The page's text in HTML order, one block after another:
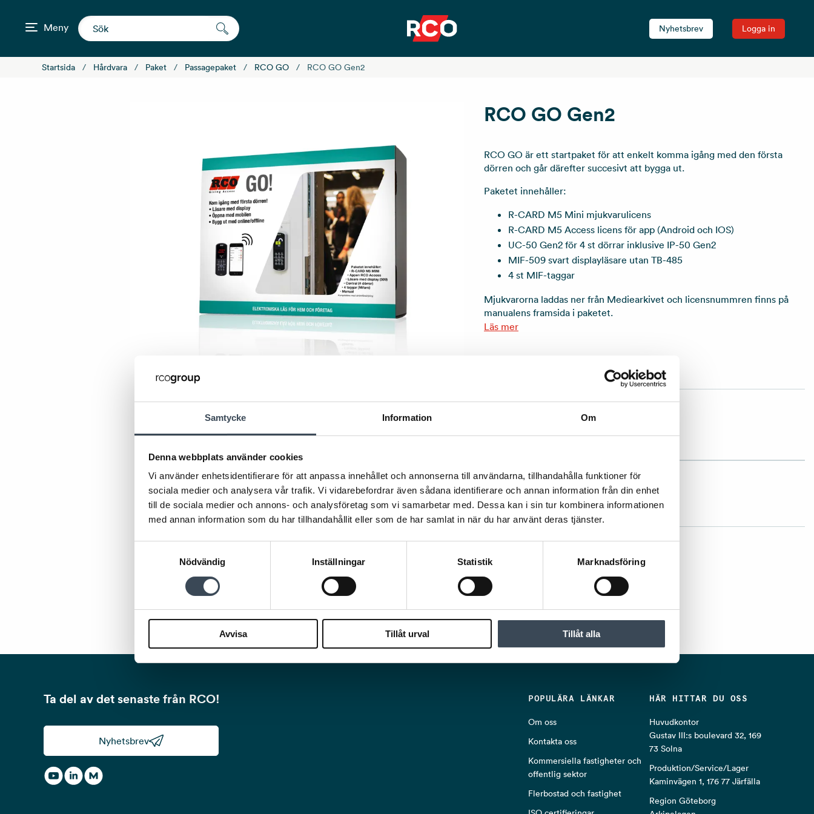
Samtycke Information Om
Denna webbplats använder cookies
Vi använder enhetsidentifierare för att anpassa innehållet och annonserna till användarna, tillhandahålla funktioner för
sociala medier och analysera vår trafik. Vi vidarebefordrar även sådana identifierare och annan information från din enhet
till de sociala medier och annons- och analysföretag som vi samarbetar med. Dessa kan i sin tur kombinera informationen
med annan information som du har tillhandahållit eller som de har samlat in när du har använt deras tjänster.
Nödvändig
Inställningar Statistik Marknadsföring
Avvisa Tillåt urval Tillåt alla
Meny Nyhetsbrev Logga in
Startsida Hårdvara Paket Passagepaket RCO GO RCO GO Gen2
RCO GO Gen2
RCO GO är ett startpaket för att enkelt komma igång med den första
dörren och går därefter succesivt att bygga ut.
Paketet innehåller:
R-CARD M5 Mini mjukvarulicens
R-CARD M5 Access licens för app (Android och IOS)
UC-50 Gen2 för 4 st dörrar inklusive IP-50 Gen2
MIF-509 svart displayläsare utan TB-485
4 st MIF-taggar
Mjukvarorna laddas ner från Mediearkivet och licensnummren finns på
manualens framsida i paketet.
Läs mer
Beställningsnamn:RCO GO Gen2
LADDA NER
Produktblad
Ta del av det senaste från RCO!
Nyhetsbrev
POPULÄRA LÄNKAR
Om oss
Kontakta oss
Kommersiella fastigheter och
offentlig sektor
Flerbostad och fastighet
HÄR HITTAR DU OSS
Huvudkontor
Gustav III:s boulevard 32, 169
73 Solna
Produktion/Service/Lager
Kaminvägen 1, 176 77 Järfälla
Region Göteborg